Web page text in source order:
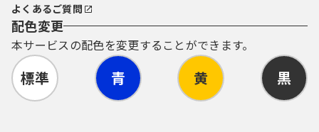
(2) 他者からのパスワード等の照会には応じな
いでください。
(3) 安全性をより高めるため、パスワードは、
定期的に変更してください。
(4) 利用者ＩＤ、パスワードは、再発行しませ
ん。なお、利用者ＩＤ、パスワードを紛失
よくあるご質問
配色変更
本サービスの配色を変更することができます。
標準 青 黄 黒